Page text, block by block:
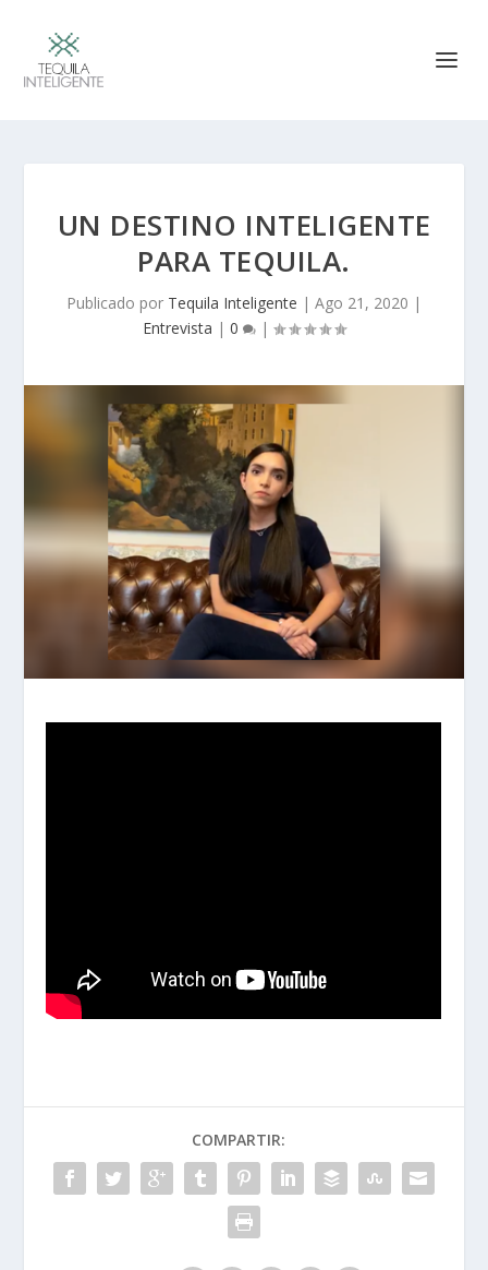
UN DESTINO INTELIGENTE
PARA TEQUILA.
Publicado por Tequila Inteligente | Ago 21, 2020 |
Entrevista | 0 |
COMPARTIR: